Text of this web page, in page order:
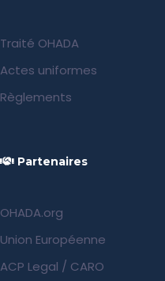
Traité OHADA
Actes uniformes
Règlements
Partenaires
OHADA.org
Union Européenne
ACP Legal / CARO